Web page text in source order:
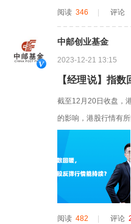
阅读 346 评论
中邮创业基金
2023-12-21 13:15
【经理说】指
截至12月20日收盘，
的影响，港股行情有
意的是，年末到明年
因为，我们在管...
阅读 482 评论